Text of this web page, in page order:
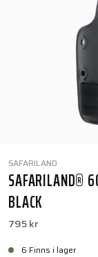
SAFARILAND
SAFARILAND®
BLACK
795 kr
6 Finns i lager